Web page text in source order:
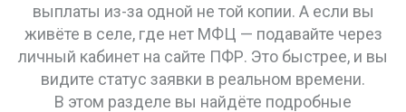
выплаты из-за одной не той копии. А если вы
живёте в селе, где нет МФЦ — подавайте через
личный кабинет на сайте ПФР. Это быстрее, и вы
видите статус заявки в реальном времени.
В этом разделе вы найдёте подробные